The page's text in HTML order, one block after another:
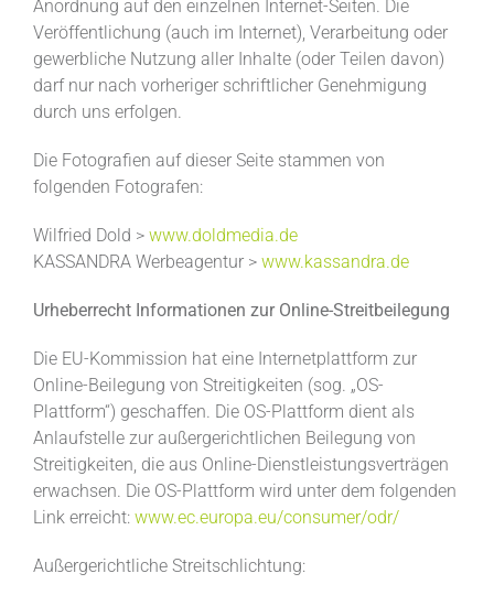
Anordnung auf den einzelnen Internet-Seiten. Die
Veröffentlichung (auch im Internet), Verarbeitung oder
gewerbliche Nutzung aller Inhalte (oder Teilen davon)
darf nur nach vorheriger schriftlicher Genehmigung
durch uns erfolgen.
Die Fotografien auf dieser Seite stammen von
folgenden Fotografen:
Wilfried Dold > www.doldmedia.de
KASSANDRA Werbeagentur > www.kassandra.de
Urheberrecht Informationen zur Online-Streitbeilegung
Die EU-Kommission hat eine Internetplattform zur
Online-Beilegung von Streitigkeiten (sog. „OS-
Plattform“) geschaffen. Die OS-Plattform dient als
Anlaufstelle zur außergerichtlichen Beilegung von
Streitigkeiten, die aus Online-Dienstleistungsverträgen
erwachsen. Die OS-Plattform wird unter dem folgenden
Link erreicht: www.ec.europa.eu/consumer/odr/
Außergerichtliche Streitschlichtung: